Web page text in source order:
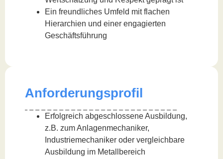
Ein freundliches Umfeld mit flachen
Hierarchien und einer engagierten
Geschäftsführung
Anforderungsprofil
Erfolgreich abgeschlossene Ausbildung,
z.B. zum Anlagenmechaniker,
Industriemechaniker oder vergleichbare
Ausbildung im Metallbereich